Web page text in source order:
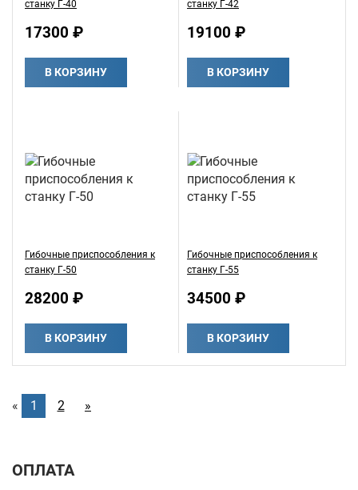
станку Г-40
17300 ₽
В КОРЗИНУ
станку Г-42
19100 ₽
В КОРЗИНУ
Гибочные приспособления к
станку Г-50
28200 ₽
В КОРЗИНУ
Гибочные приспособления к
станку Г-55
34500 ₽
В КОРЗИНУ
« 1 2 »
ОПЛАТА